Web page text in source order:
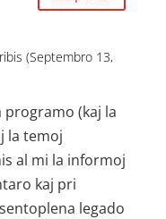
(Septembro 13,
programo (kaj la
la temoj
al mi la informoj
kaj pri
legado